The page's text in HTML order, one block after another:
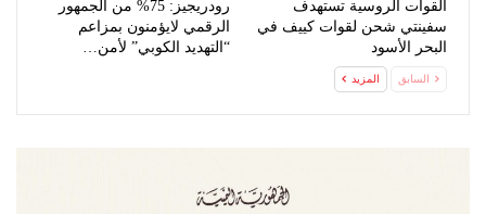
القوات الروسية تستهدف
سفينتي شحن لقوات كييف في
البحر الأسود
رودريجيز: 75% من الجمهور
الرقمي لايؤمنون بمزاعم
“التهديد الكوبي” لأمن…
السابق المزيد